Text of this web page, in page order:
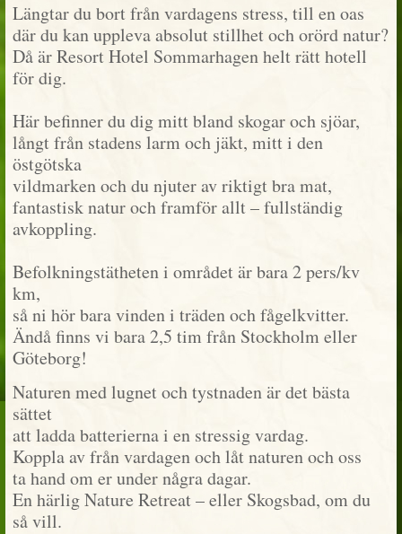
Längtar du bort från vardagens stress, till en oas
där du kan uppleva absolut stillhet och orörd natur?
Då är Resort Hotel Sommarhagen helt rätt hotell
för dig.
Här befinner du dig mitt bland skogar och sjöar,
långt från stadens larm och jäkt, mitt i den
östgötska
vildmarken och du njuter av riktigt bra mat,
fantastisk natur och framför allt – fullständig
avkoppling.
Befolkningstätheten i området är bara 2 pers/kv
km,
så ni hör bara vinden i träden och fågelkvitter.
Ändå finns vi bara 2,5 tim från Stockholm eller
Göteborg!
Naturen med lugnet och tystnaden är det bästa
sättet
att ladda batterierna i en stressig vardag.
Koppla av från vardagen och låt naturen och oss
ta hand om er under några dagar.
En härlig Nature Retreat – eller Skogsbad, om du
så vill.